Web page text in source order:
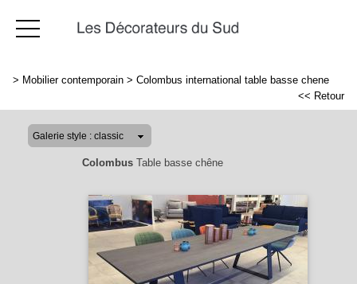
> Mobilier contemporain > Colombus international table basse chene
<< Retour
ColombusTable basse chêne